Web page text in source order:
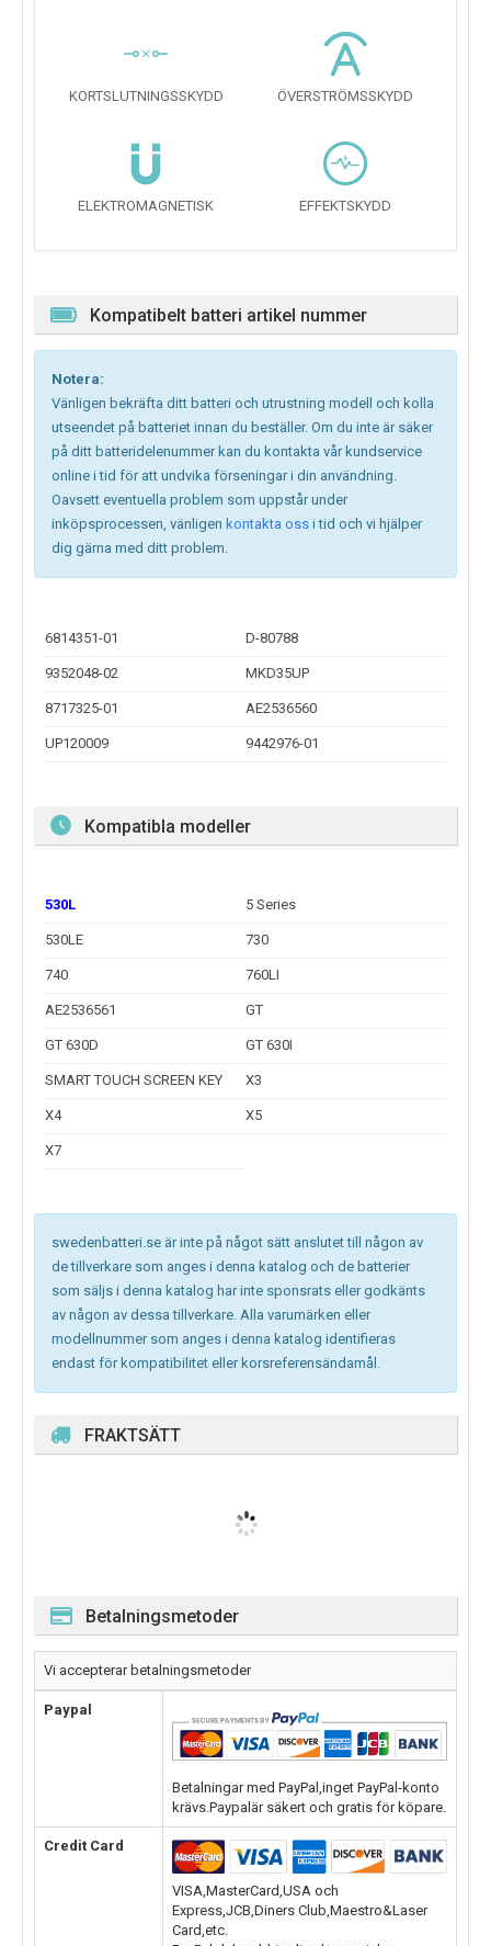
KORTSLUTNINGSSKYDD ÖVERSTRÖMSSKYDD
ELEKTROMAGNETISK EFFEKTSKYDD
Kompatibelt batteri artikel nummer
Notera:
Vänligen bekräfta ditt batteri och utrustning modell och kolla
utseendet på batteriet innan du beställer. Om du inte är säker
på ditt batteridelenummer kan du kontakta vår kundservice
online i tid för att undvika förseningar i din användning.
Oavsett eventuella problem som uppstår under
inköpsprocessen, vänligen kontakta oss i tid och vi hjälper
dig gärna med ditt problem.
6814351-01 D-80788
9352048-02 MKD35UP
8717325-01 AE2536560
UP120009 9442976-01
Kompatibla modeller
530L 5 Series
530LE 730
740 760LI
AE2536561 GT
GT 630D GT 630I
SMART TOUCH SCREEN KEY X3
X4 X5
X7
swedenbatteri.se är inte på något sätt anslutet till någon av
de tillverkare som anges i denna katalog och de batterier
som säljs i denna katalog har inte sponsrats eller godkänts
av någon av dessa tillverkare. Alla varumärken eller
modellnummer som anges i denna katalog identifieras
endast för kompatibilitet eller korsreferensändamål.
FRAKTSÄTT
Betalningsmetoder
Vi accepterar betalningsmetoder
Paypal
Betalningar med PayPal,inget PayPal-konto
krävs.Paypalär säkert och gratis för köpare.
Credit Card
VISA,MasterCard,USA och
Express,JCB,Diners Club,Maestro&Laser
Card,etc.